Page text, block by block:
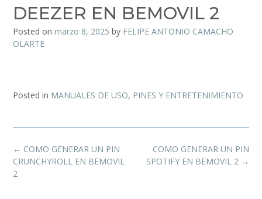
DEEZER EN BEMOVIL 2
Posted on marzo 8, 2025 by FELIPE ANTONIO CAMACHO
OLARTE
Posted in MANUALES DE USO, PINES Y ENTRETENIMIENTO
COMO GENERAR UN PIN
SPOTIFY EN BEMOVIL 2 →
← COMO GENERAR UN PIN
CRUNCHYROLL EN BEMOVIL
2